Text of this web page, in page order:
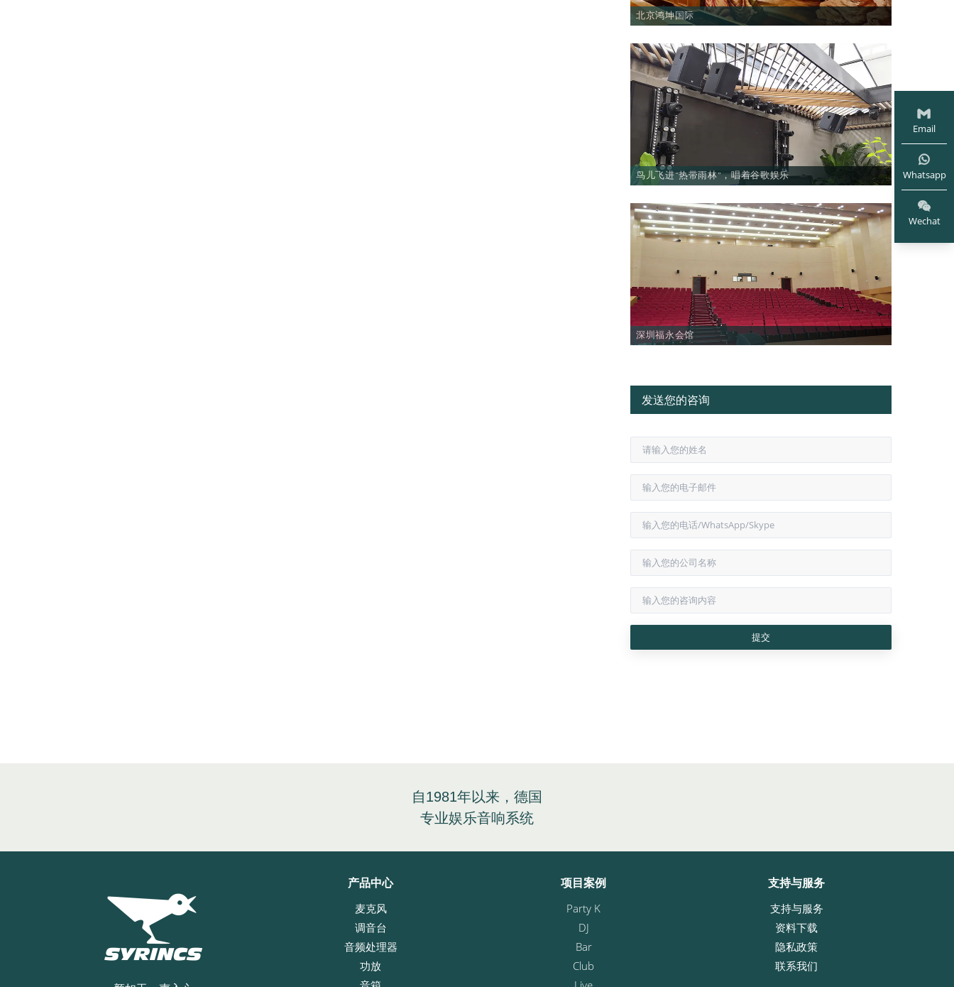
北京鸿坤国际
鸟儿飞进“热带雨林”，唱着谷歌娱乐
深圳福永会馆
发送您的咨询
自1981年以来，德国
专业娱乐音响系统
产品中心
麦克风
调音台
音频处理器
功放
项目案例
Party K
DJ
Bar
Club
支持与服务
支持与服务
资料下载
隐私政策
联系我们
Email
Whatsapp
Wechat